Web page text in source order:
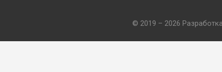
© 2019 – 2026